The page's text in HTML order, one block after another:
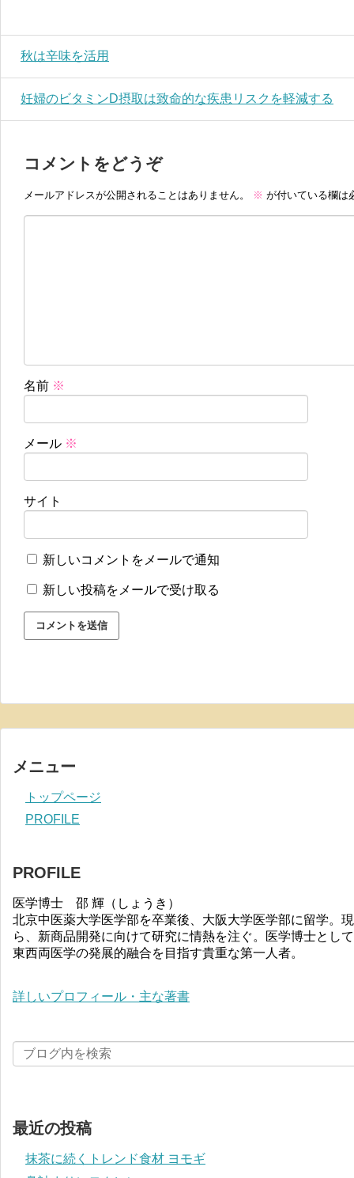
秋は辛味を活用
妊婦のビタミンD摂取は致命的な疾患リスクを軽減する
コメントをどうぞ
メールアドレスが公開されることはありません。 ※ が付いている欄は
名前 ※
メール ※
サイト
新しいコメントをメールで通知
新しい投稿をメールで受け取る
メニュー
トップページ
PROFILE
PROFILE
医学博士 邵 輝（しょうき）
北京中医薬大学医学部を卒業後、大阪大学医学部に留学。
ら、新商品開発に向けて研究に情熱を注ぐ。医学博士とし
東西両医学の発展的融合を目指す貴重な第一人者。
詳しいプロフィール・主な著書
最近の投稿
抹茶に続くトレンド食材 ヨモギ